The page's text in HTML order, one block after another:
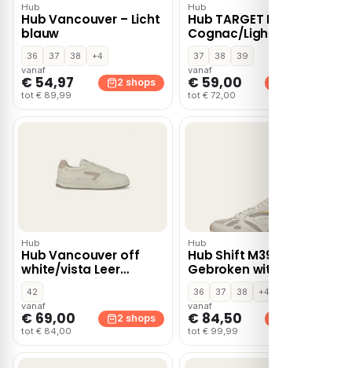
Hub
Hub Vancouver – Licht
blauw
36 37 38
+4
vanaf
€ 54,97
tot € 89,99
2 shops
Hub
Hub TARGET Light
Cognac/Light Cognac
Suede Dames – Bruin
37 38
39
vanaf
€ 59,00
tot € 72,00
Hub
Hub Vancouver off
white/vista Leer
Dames – Beige
42
vanaf
€ 69,00
tot € 84,00
2 shops
Hub
Hub Shift M39 –
Gebroken wit
36 37 38
+4
vanaf
€ 84,50
tot € 99,99